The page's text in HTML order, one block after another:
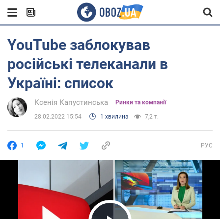
YouTube заблокував
російські телеканали в
Україні: список
Ксенія Капустинська Ринки та компанії
28.02.2022 15:54 1 хвилина 7,2 т.
1 РУС